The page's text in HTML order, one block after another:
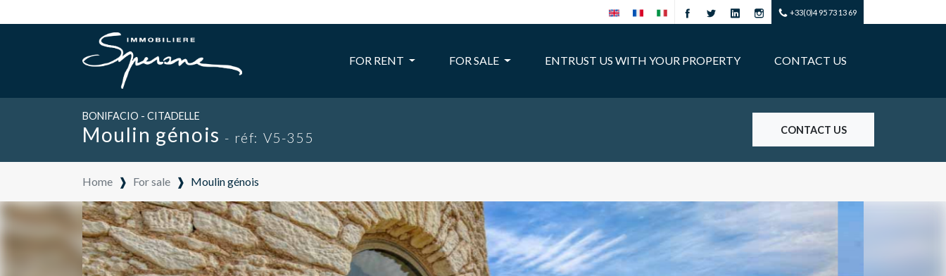
+33(0)4 95 73 13 69
FOR RENT FOR SALE ENTRUST US WITH YOUR PROPERTY CONTACT US
BONIFACIO - CITADELLE
Moulin génois - réf: V5-355 CONTACT US
Home ❱ For sale ❱ Moulin génois